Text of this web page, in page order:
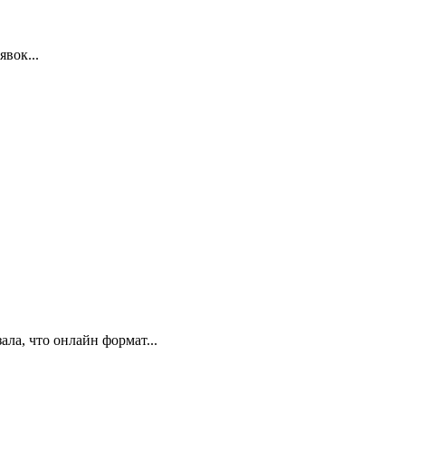
что онлайн формат...